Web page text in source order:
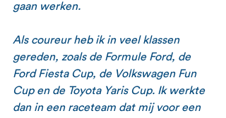
gaan werken.
Als coureur heb ik in veel klassen
gereden, zoals de Formule Ford, de
Ford Fiesta Cup, de Volkswagen Fun
Cup en de Toyota Yaris Cup. Ik werkte
dan in een raceteam dat mij voor een